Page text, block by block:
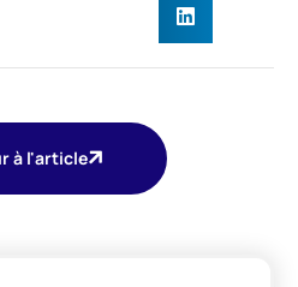
à l'article